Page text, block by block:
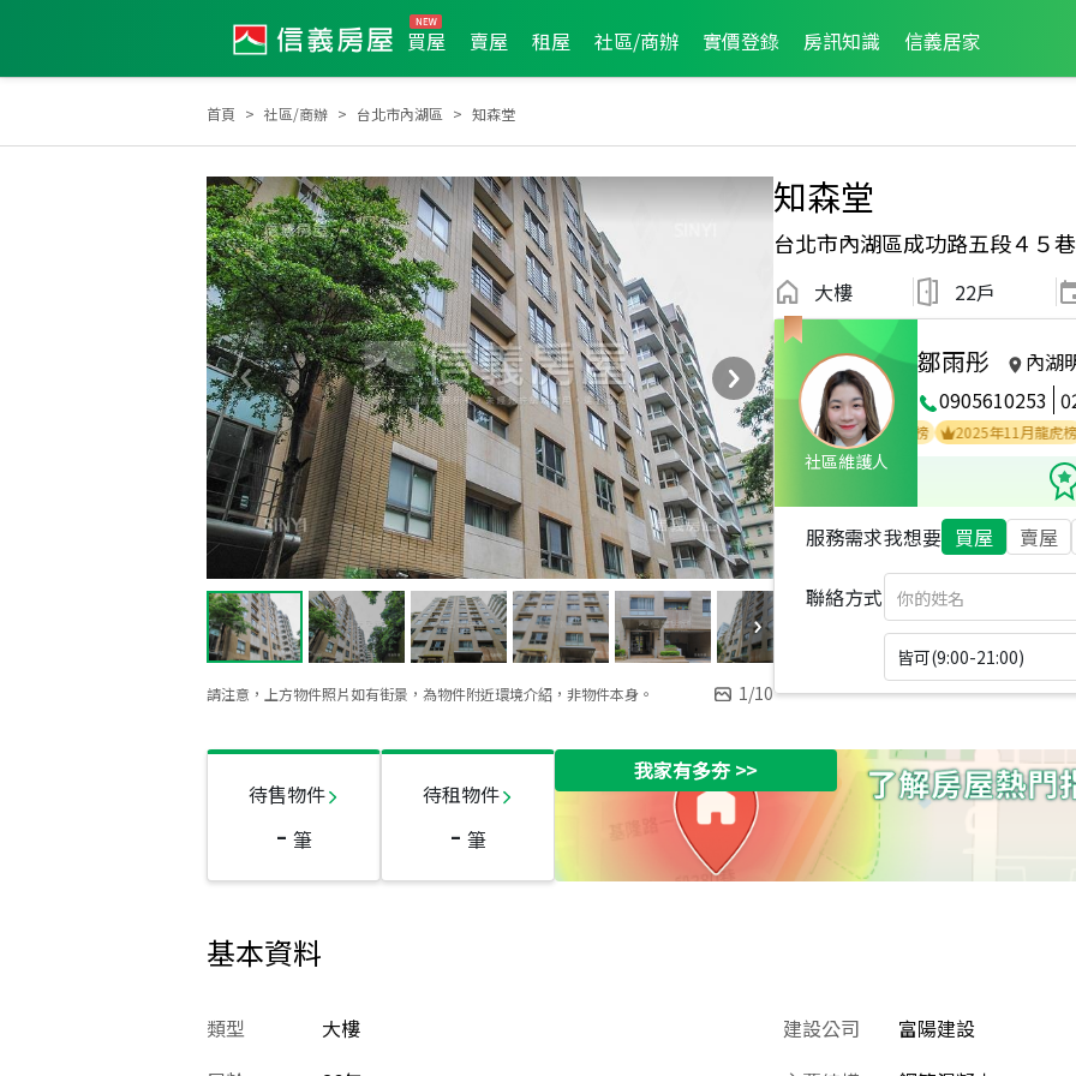
買屋 賣屋 租屋 社區/商辦 實價登錄 房訊知識 信義居家
首頁 社區/商辦 台北市內湖區 知森堂
請注意，上方物件照片如有街景，為物件附近環境介紹，非物件本身。 1/10
知森堂
台北市內湖區成功路五段４５
大樓 22戶
社區維護人
鄒雨彤
內湖
0905610253
2026年7月區成件TOP3 2025年11月區成件TOP3 2025年4月區成件TOP2 2026年7月龍虎榜 2025年11月龍虎榜
服務需求我想要 買屋 賣屋
聯絡方式
皆可(9:00-21:00)
待售物件
- 筆
待租物件
- 筆
我家有多夯>>
基本資料
類型
大樓
建設公司
富陽建設